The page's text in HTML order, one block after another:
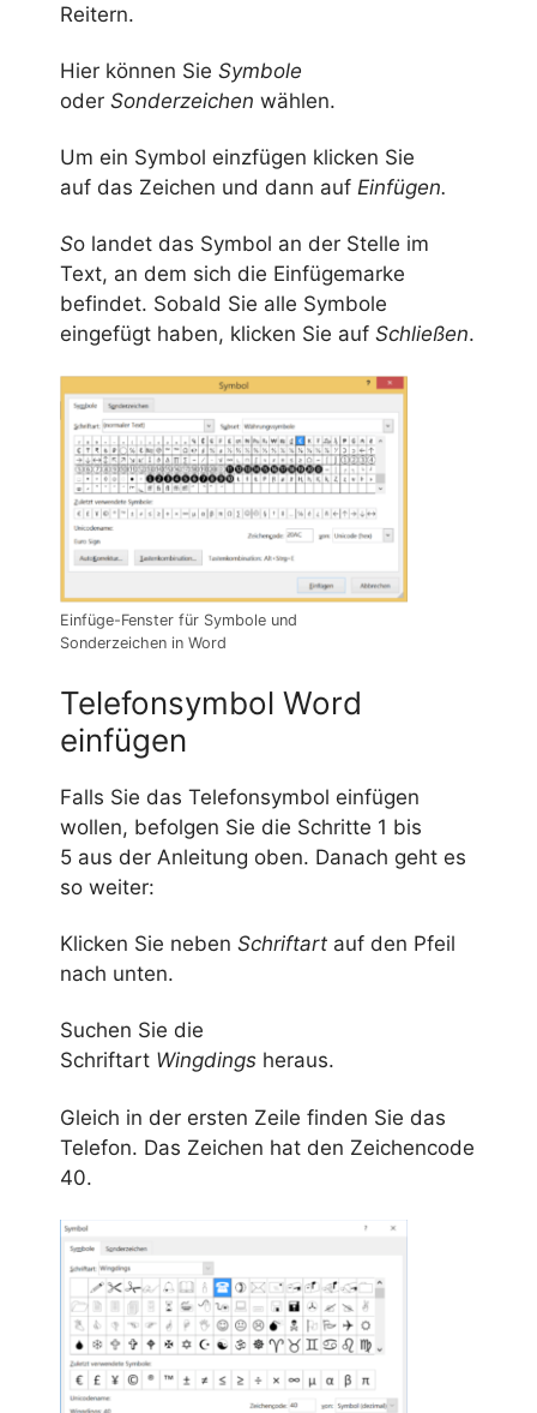
Reitern.
Hier können Sie Symbole
oder Sonderzeichen wählen.
Um ein Symbol einzfügen klicken Sie
auf das Zeichen und dann auf Einfügen.
So landet das Symbol an der Stelle im
Text, an dem sich die Einfügemarke
befindet. Sobald Sie alle Symbole
eingefügt haben, klicken Sie auf Schließen.
Einfüge-Fenster für Symbole und
Sonderzeichen in Word
Telefonsymbol Word
einfügen
Falls Sie das Telefonsymbol einfügen
wollen, befolgen Sie die Schritte 1 bis
5 aus der Anleitung oben. Danach geht es
so weiter:
Klicken Sie neben Schriftart auf den Pfeil
nach unten.
Suchen Sie die
Schriftart Wingdings heraus.
Gleich in der ersten Zeile finden Sie das
Telefon. Das Zeichen hat den Zeichencode
40.